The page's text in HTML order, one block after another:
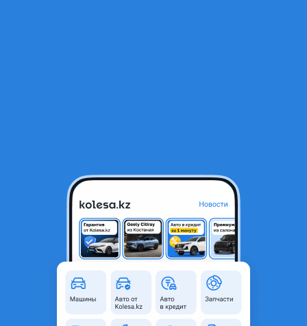
Алматы, Алматинская
область